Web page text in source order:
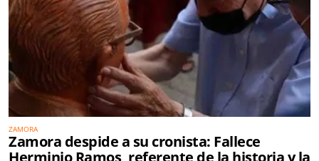
ZAMORA
Zamora despide a su cronista: Fallece
Herminio Ramos, referente de la historia y la